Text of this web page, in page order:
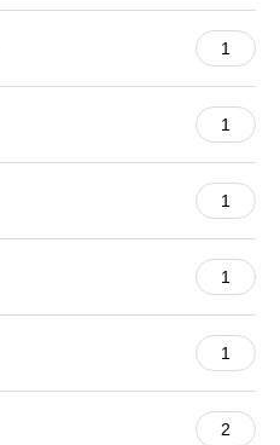
1
1
1
1
1
2